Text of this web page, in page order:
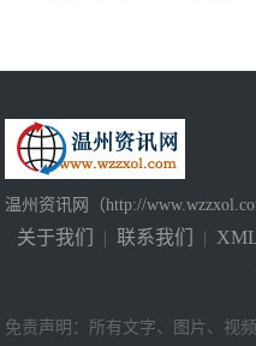
温州资讯网（http://
关于我们 | 联系我们 |
免责声明：所有文字、图片、视